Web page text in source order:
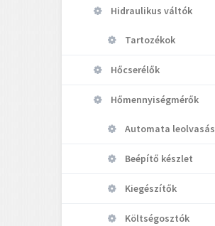
Hidraulikus váltók
Tartozékok
Hőcserélők
Hőmennyiségmérők
Automata leolvasás
Beépítő készlet
Kiegészítők
Költségosztók